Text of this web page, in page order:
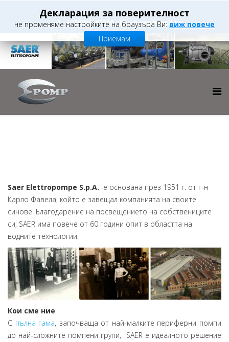
Декларация за поверителност
не променяме настройките на браузъра Ви:виж повече
Приемам
+359888997309 epomp@mail.bg
Saer Elettropompe S.p.A. е основана през 1951 г. от г-н
Карло Фавела, който е завещал компанията на своите
синове. Благодарение на посвещението на собствениците
си, SAER има повече от 60 години опит в областта на
водните технологии.
Кои сме ние
С пълна гама, започваща от най-малките периферни помпи
до най-сложните помпени групи, SAER е идеалното решение